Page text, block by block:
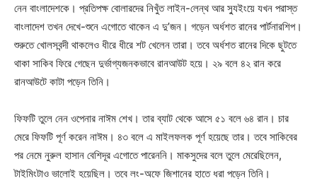
নেন বাংলাদেশকে। প্রতিপক্ষ বোলারদের নিখুঁত লাইন-লেন্থ আর স্যুইংয়ে যখন পরাস্ত
বাংলাদেশ তখন দেখে-শুনে এগোতে থাকেন এ দু‌’জন। গড়েন অর্ধশত রানের পার্টনারশিপ।
শুরুতে খোলসবন্দী থাকলেও ধীরে ধীরে শট খেলেন তারা। তবে অর্ধশত রানের দিকে ছুটতে
থাকা সাকিব ফিরে গেছেন দুর্ভাগ্যজনকভাবে রানআউট হয়ে। ২৯ বলে ৪২ রান করে
রানআউটে কাটা পড়েন তিনি।
ফিফটি তুলে নেন ওপেনার নাঈম শেখ। তার ব্যাট থেকে আসে ৫১ বলে ৬৪ রান। চার
মেরে ফিফটি পূর্ণ করেন নাঈম। ৪৩ বলে এ মাইলফলক পূর্ণ হয়েছে তার। তবে সাকিবের
পর নেমে নুরুল হাসান বেশিদূর এগোতে পারেননি। মাকসুদের বলে তুলে মেরেছিলেন,
টাইমিংটাও ভালোই হয়েছিল। তবে লং-অফে জিশানের হাতে ধরা পড়েন তিনি।